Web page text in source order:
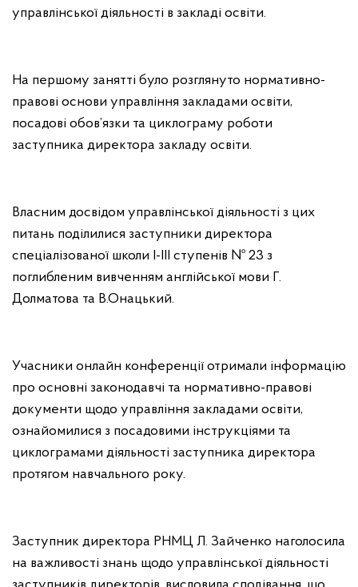
управлінської діяльності в закладі освіти.
На першому занятті було розглянуто нормативно-
правові основи управління закладами освіти,
посадові обов’язки та циклограму роботи
заступника директора закладу освіти.
Власним досвідом управлінської діяльності з цих
питань поділилися заступники директора
спеціалізованої школи І-ІІІ ступенів № 23 з
поглибленим вивченням англійської мови Г.
Долматова та В.Онацький.
Учасники онлайн конференції отримали інформацію
про основні законодавчі та нормативно-правові
документи щодо управління закладами освіти,
ознайомилися з посадовими інструкціями та
циклограмами діяльності заступника директора
протягом навчального року.
Заступник директора РНМЦ Л. Зайченко наголосила
на важливості знань щодо управлінської діяльності